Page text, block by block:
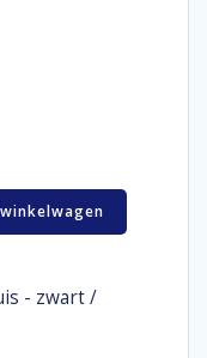
- zwart /